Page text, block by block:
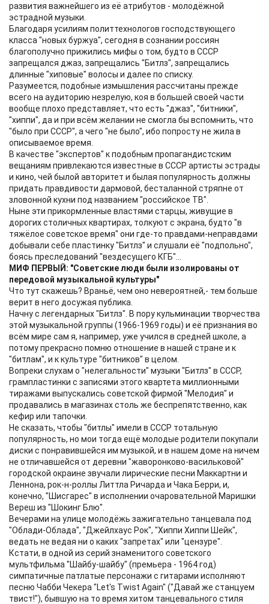
развития важнейшего из её атрибутов - молодёжной
эстрадной музыки.
Благодаря усилиям политтехнологов господствующего
класса "новых буржуа", сегодня в сознании россиян
благополучно прижились мифы о том, будто в СССР
запрещался джаз, запрещались "Битлз", запрещались
длинные "хиповые" волосы и далее по списку.
Разумеется, подобные измышления рассчитаны прежде
всего на аудиторию незрелую, коя в большей своей части
вообще плохо представляет, что есть "джаз", "битники",
"хиппи", да и при всём желании не смогла бы вспомнить, что
"было при СССР", а чего "не было", ибо попросту не жила в
описываемое время.
В качестве "экспертов" к подобным пропагандистским
вещаниям привлекаются известные в СССР артисты эстрады
и кино, чей былой авторитет и былая популярность должны
придать правдивости дармовой, бесталанной стряпне от
зловонной кухни под названием "российское ТВ".
Ныне эти прикормленные властями старцы, живущие в
дорогих столичных квартирах, толкуют с экрана, будто "в
тяжёлое советское время" они где-то правдами-неправдами
добывали себе пластинку "Битлз" и слушали её "подпольно",
боясь преследований "вездесущего КГБ"...
МИФ ПЕРВЫЙ: "Советские люди были изолированы от
передовой музыкальной культуры"
Что тут скажешь? Враньё, чем оно невероятней,- тем больше
верит в него досужая публика.
Начну с легендарных "Битлз". В пору кульминации творчества
этой музыкальной группы (1966-1969 годы) и её признания во
всём мире сам я, например, уже учился в средней школе, а
потому прекрасно помню отношение в нашей стране и к
"битлам", и к культуре "битников" в целом.
Вопреки слухам о "нелегальности" музыки "Битлз" в СССР,
грампластинки с записями этого квартета миллионными
тиражами выпускались советской фирмой "Мелодия" и
продавались в магазинах столь же беспрепятственно, как
кефир или тапочки.
Не сказать, чтобы "битлы" имели в СССР тотальную
популярность, но мои тогда ещё молодые родители покупали
диски с понравившейся им музыкой, и в нашем доме на ничем
не отличавшейся от деревни "жаворонково-васильковой"
городской окраине звучали лирические песни Маккартни и
Леннона, рок-н-роллы Литтла Ричарда и Чака Берри, и,
конечно, "Шисгарес" в исполнении очаровательной Маришки
Вереш из "Шокинг Блю".
Вечерами на улице молодёжь зажигательно танцевала под
"Облади-Облада", "Джейлхаус Рок", "Хиппи Хиппи Шейк",
ведать не ведая ни о каких "запретах" или "цензуре".
Кстати, в одной из серий знаменитого советского
мультфильма "Шайбу-шайбу" (премьера - 1964 год)
симпатичные патлатые персонажи с гитарами исполняют
песню Чабби Чекера "Let's Twist Again" ("Давай же станцуем
твист!"), бывшую на то время хитом танцевального стиля